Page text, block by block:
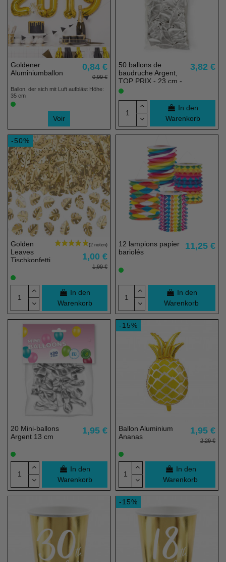
Goldener
Aluminiumballon
0,84 €
0,99 €
Ballon, der sich mit Luft aufbläst Höhe:
35 cm
Voir
50 ballons de
baudruche Argent,
TOP PRIX - 23 cm -
100% éco
3,82 €
In den
Warenkorb
-50%
Golden
Leaves
Tischkonfetti
1,00 €
1,99 €
In den
Warenkorb
12 lampions papier
bariolés
11,25 €
In den
Warenkorb
20 Mini-ballons
Argent 13 cm
1,95 €
In den
Warenkorb
-15%
Ballon Aluminium
Ananas
1,95 €
2,29 €
In den
Warenkorb
-15%